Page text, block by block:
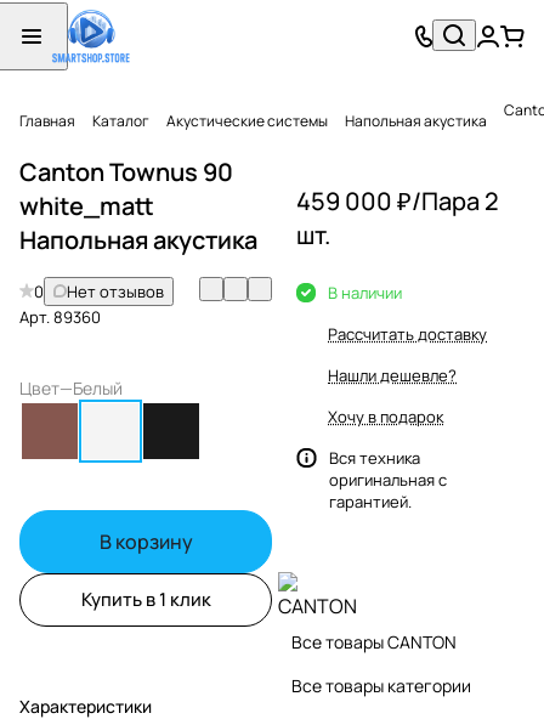
Главная Каталог Акустические системы Напольная акустика
Canton Townus 90
white_matt
Напольная акустика
0
Нет отзывов
Арт.89360
Цвет—Белый
В корзину
Купить в 1 клик
Характеристики
459 000 ₽/Пара 2
шт.
В наличии
Рассчитать доставку
Нашли дешевле?
Хочу в подарок
Вся техника
оригинальная с
гарантией.
Все товары CANTON
Все товары категории